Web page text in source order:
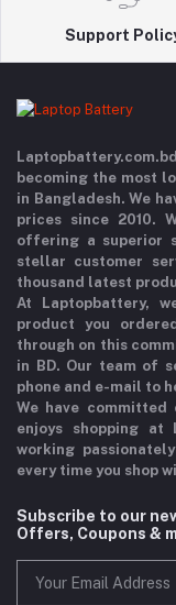
Support
becoming the most
in Bangladesh. We
prices since 2010.
offering a superior
stellar customer
thousand latest
At Laptopbattery,
product you
through on this
in BD. Our team of
phone and e-mail to
We have committed
enjoys shopping at
working
every time you shop
Subscribe to our
Offers, Coupons &